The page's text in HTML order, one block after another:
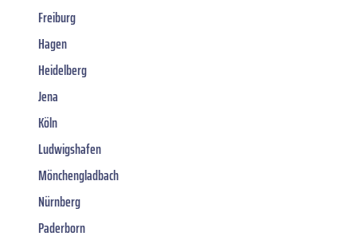
Freiburg
Hagen
Heidelberg
Jena
Köln
Ludwigshafen
Mönchengladbach
Nürnberg
Paderborn